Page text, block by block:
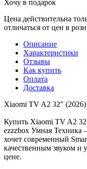
Хочу в подарок
Цена действительна
отличаться от цен в
Описание
Характеристики
Отзывы
Как купить
Оплата
Доставка
Xiaomi TV A2 32″
Купить Xiaomi TV A2
ezzzbox Умная Техника
хочет современный
качественным звуком и
цене.